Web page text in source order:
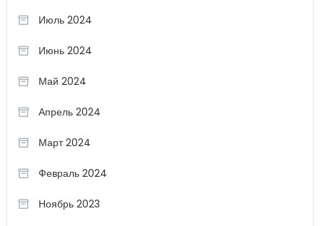
Июль 2024
Июнь 2024
Май 2024
Апрель 2024
Март 2024
Февраль 2024
Ноябрь 2023